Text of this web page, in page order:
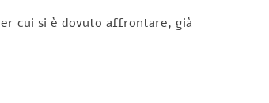
cui si è dovuto affrontare, già